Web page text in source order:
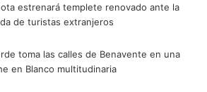
estrenará templete renovado ante la
de turistas extranjeros
toma las calles de Benavente en una
en Blanco multitudinaria